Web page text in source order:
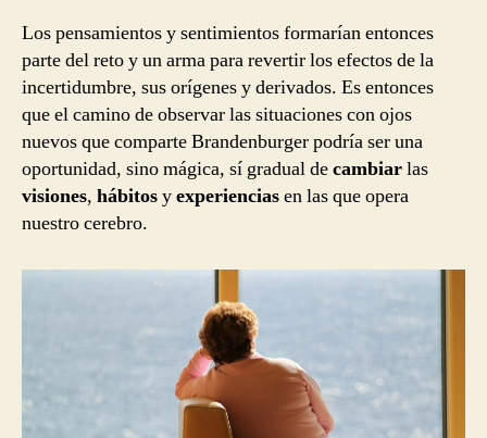
Los pensamientos y sentimientos formarían entonces
parte del reto y un arma para revertir los efectos de la
incertidumbre, sus orígenes y derivados. Es entonces
que el camino de observar las situaciones con ojos
nuevos que comparte Brandenburger podría ser una
oportunidad, sino mágica, sí gradual decambiarlas
visiones, hábitosyexperienciasen las que opera
nuestro cerebro.